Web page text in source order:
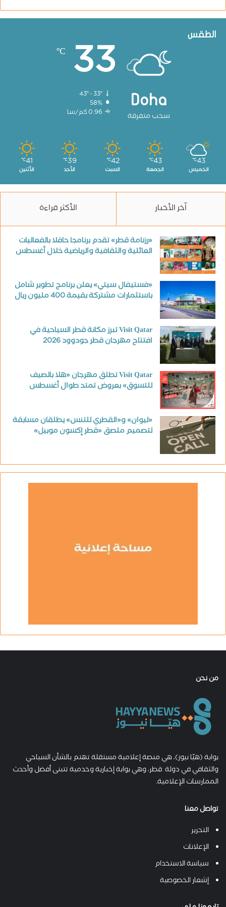
الطقس
Doha
سحب متفرقة
33
℃
58%
0.96 كم/سا
43
℃
الخميس
43
℃
الجمعة
42
℃
السبت
39
℃
الأحد
41
℃
الأثنين
آخر الأخبار الأكثر قراءة
«رزنامة قطر» تقدم برنامجا حافلا بالفعاليات
العائلية والثقافية والرياضية خلال أغسطس
«فستيفال سيتي» يعلن برنامج تطوير شامل
باستثمارات مشتركة بقيمة 400 مليون ريال
Visit Qatar تبرز مكانة قطر السياحية في
افتتاح مهرجان قطر جودوود 2026
Visit Qatar تطلق مهرجان «هلا بالصيف
للتسوق» بعروض تمتد طوال أغسطس
«ليوان» و«القطري للتنس» يطلقان مسابقة
لتصميم ملصق «قطر إكسون موبيل»
من نحن
بوابة (هيّا نيوز)، هي منصة إعلامية مستقلة تهتم بالشأن السياحي
والثقافي في دولة قطر، وهي بوابة إخبارية وخدمية تتبنى أفضل وأحدث
الممارسات الإعلامية.
تواصل معنا
التحرير
الإعلانات
سياسة الاستخدام
إشعار الخصوصية